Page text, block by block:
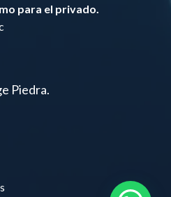
para el privado.
Piedra.